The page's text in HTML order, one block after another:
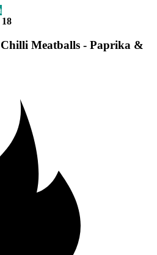
18
Meatballs - Paprika &